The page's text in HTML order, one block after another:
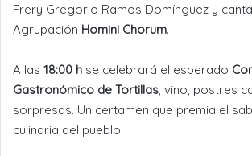
Frery Gregorio Ramos Domínguez y
Agrupación Homini Chorum.
A las 18:00 h se celebrará el esperado
Gastronómico de Tortillas , vino, postres
sorpresas. Un certamen que premia el
culinaria del pueblo.